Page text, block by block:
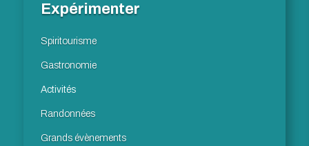
Expérimenter
Spiritourisme
Gastronomie
Activités
Randonnées
Grands évènements